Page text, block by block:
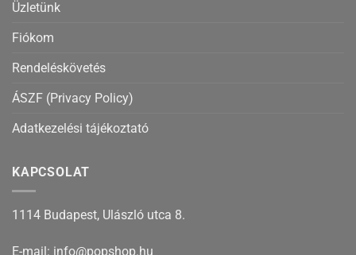
Üzletünk
Fiókom
Rendeléskövetés
ÁSZF (Privacy Policy)
Adatkezelési tájékoztató
KAPCSOLAT
1114 Budapest, Ulászló utca 8.
E-mail: info@popshop.hu